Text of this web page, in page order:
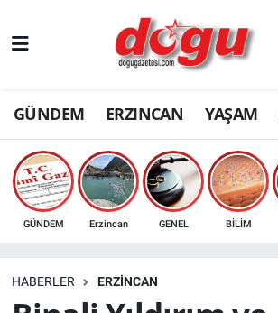
GÜNDEM ERZINCAN YAŞAM
GÜNDEM Erzincan GENEL BİLİM
HABERLER ERZINCAN
ERZINCAN
GÜNDEM
ERZİNCAN FOTOĞRAFLARI
SAĞLIK
EKONOMİ